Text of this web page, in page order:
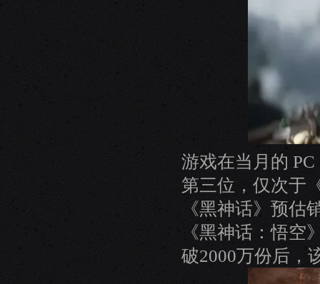
游戏在当月的
第三位，仅次于
《黑神话》预估
《黑神话：悟空
破2000万份后，